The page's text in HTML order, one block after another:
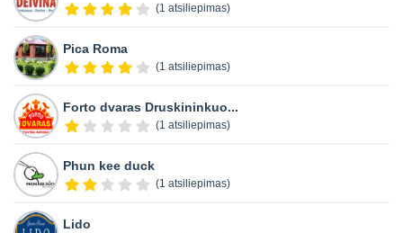
(1 atsiliepimas)
Pica Roma
(1 atsiliepimas)
Forto dvaras Druskininkuo...
(1 atsiliepimas)
Phun kee duck
(1 atsiliepimas)
Lido